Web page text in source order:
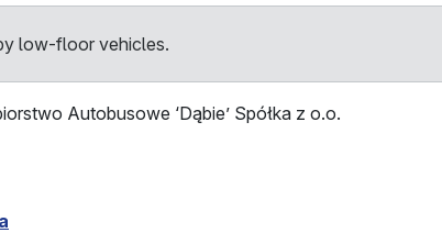
low-floor vehicles.
Autobusowe ‘Dąbie’ Spółka z o.o.
time between stops